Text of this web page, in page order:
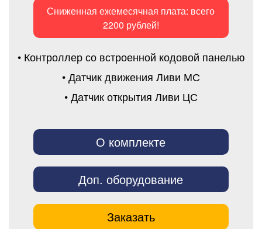
Сниженная ежемесячная плата: всего
2200 рублей!
• Контроллер со встроенной кодовой панелью
• Датчик движения Ливи МС
• Датчик открытия Ливи ЦС
О комплекте
Доп. оборудование
Заказать